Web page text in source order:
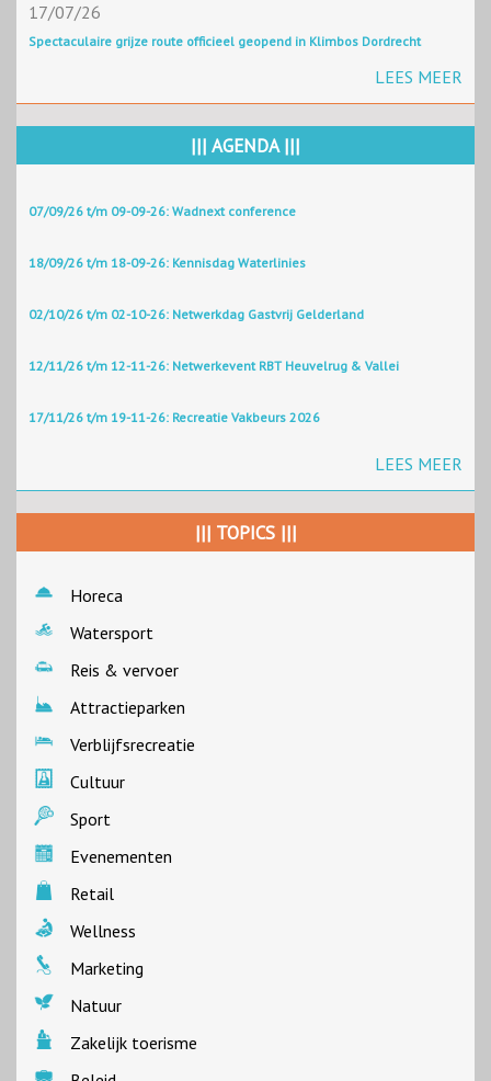
17/07/26
Spectaculaire grijze route officieel geopend in Klimbos Dordrecht
LEES MEER
||| AGENDA |||
07/09/26 t/m 09-09-26: Wadnext conference
18/09/26 t/m 18-09-26: Kennisdag Waterlinies
02/10/26 t/m 02-10-26: Netwerkdag Gastvrij Gelderland
12/11/26 t/m 12-11-26: Netwerkevent RBT Heuvelrug & Vallei
17/11/26 t/m 19-11-26: Recreatie Vakbeurs 2026
LEES MEER
||| TOPICS |||
Horeca
Watersport
Reis & vervoer
Attractieparken
Verblijfsrecreatie
Cultuur
Sport
Evenementen
Retail
Wellness
Marketing
Natuur
Zakelijk toerisme